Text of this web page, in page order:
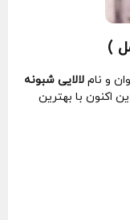
)
و نام لالایی شبونه
اکنون با بهترین